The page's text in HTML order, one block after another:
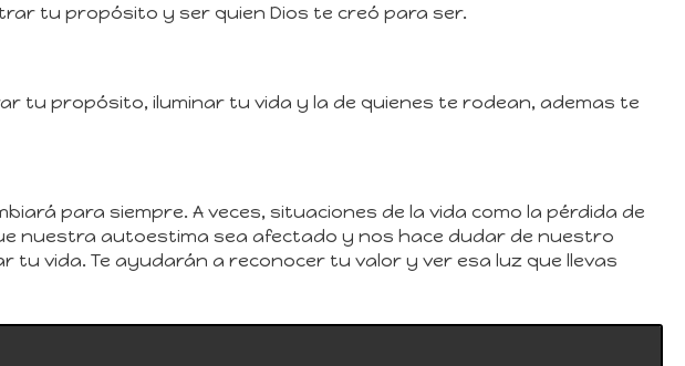
tu propósito y ser quien Dios te creó para ser.
tu propósito, iluminar tu vida y la de quienes te rodean, ademas te
para siempre. A veces, situaciones de la vida como la pérdida de
nuestra autoestima sea afectado y nos hace dudar de nuestro
vida. Te ayudarán a reconocer tu valor y ver esa luz que llevas